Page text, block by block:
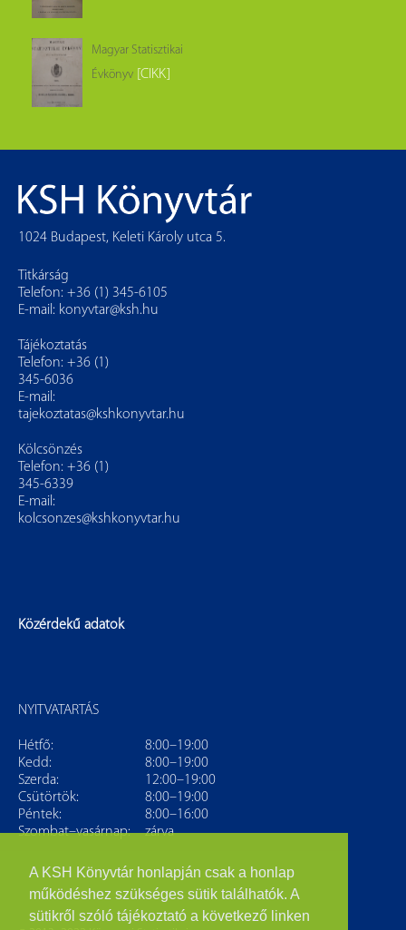
A KSH Könyvtár honlapján csak a honlap
működéshez szükséges sütik találhatók. A
sütikről szóló tájékoztató a következő linken
Magyar Statisztikai
Évkönyv [CIKK]
1024 Budapest, Keleti Károly utca 5.
Titkárság
Telefon: +36 (1) 345-6105
E-mail: konyvtar@ksh.hu
Tájékoztatás
Telefon: +36 (1)
345-6036
E-mail:
tajekoztatas@kshkonyvtar.hu
Kölcsönzés
Telefon: +36 (1)
345-6339
E-mail:
kolcsonzes@kshkonyvtar.hu
Közérdekű adatok
NYITVATARTÁS
Hétfő:
8:00–19:00
Kedd:
8:00–19:00
Szerda:
12:00–19:00
Csütörtök:
8:00–19:00
Péntek:
8:00–16:00
Szombat–vasárnap:
zárva